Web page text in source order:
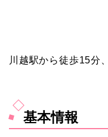
川越駅から徒歩15分
基本情報